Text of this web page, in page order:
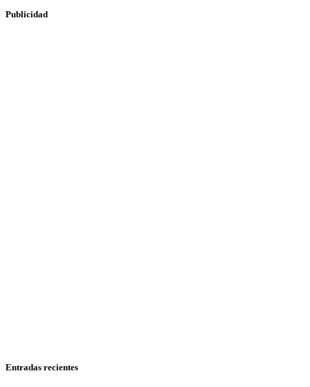
Publicidad
Entradas recientes